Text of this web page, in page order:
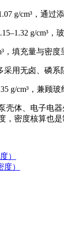
g/cm³，通
g/cm³
，填充量与密
多采用无卤、磷
g/cm³，兼顾
壳体、电子电
，密度核算也
）
）